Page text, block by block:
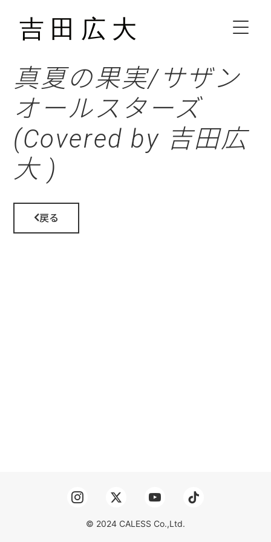
HOME
BIOGRAPHY
SCHEDULE
真夏の果実/サザン
オールスターズ
(Covered by 吉田広
大 )
戻る
© 2024 CALESS Co.,Ltd.